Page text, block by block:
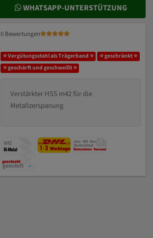
WHATSAPP-UNTERSTÜTZUNG
0 Bewertungen
⭐ Vergütungsstahl als Trägerband ⭐
⭐ geschränkt ⭐
⭐ geschärft und geschweißt ⭐
Verstärkter HSS m42 für die
Metallzerspanung